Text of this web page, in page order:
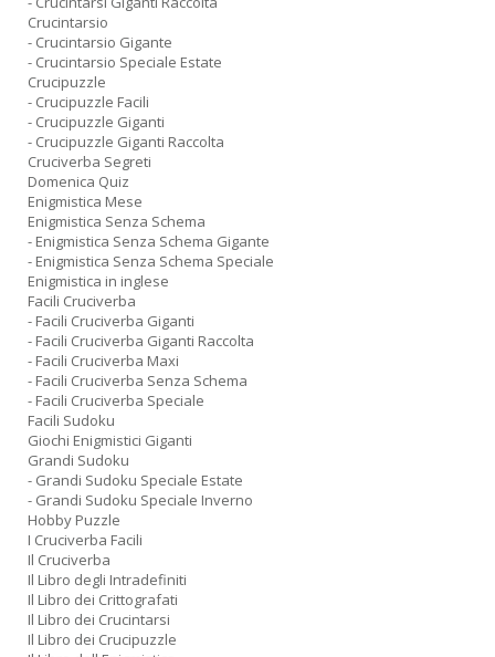
Crucintarsio
- Crucintarsio Gigante
- Crucintarsio Speciale Estate
Crucipuzzle
- Crucipuzzle Facili
- Crucipuzzle Giganti
- Crucipuzzle Giganti Raccolta
Cruciverba Segreti
Domenica Quiz
Enigmistica Mese
Enigmistica Senza Schema
- Enigmistica Senza Schema Gigante
- Enigmistica Senza Schema Speciale
Enigmistica in inglese
Facili Cruciverba
- Facili Cruciverba Giganti
- Facili Cruciverba Giganti Raccolta
- Facili Cruciverba Maxi
- Facili Cruciverba Senza Schema
- Facili Cruciverba Speciale
Facili Sudoku
Giochi Enigmistici Giganti
Grandi Sudoku
- Grandi Sudoku Speciale Estate
- Grandi Sudoku Speciale Inverno
Hobby Puzzle
I Cruciverba Facili
Il Cruciverba
Il Libro degli Intradefiniti
Il Libro dei Crittografati
Il Libro dei Crucintarsi
Il Libro dei Crucipuzzle